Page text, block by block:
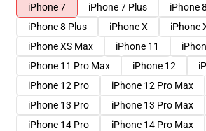
iPhone 7
iPhone 7 Plus
iPhone 8
iPhone 8 Plus
iPhone X iPhone
iPhone XS Max
iPhone 11
iPhone 11 Pro Max
iPhone 12
iPhone 12 Pro
iPhone 12 Pro Max
iPhone 13 Pro
iPhone 13 Pro Max
iPhone 14 Pro
iPhone 14 Pro Max